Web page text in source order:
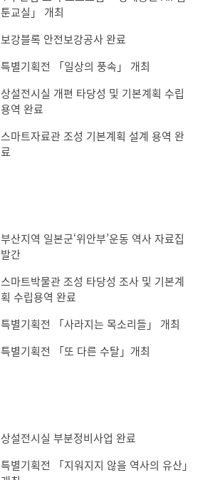
툰교실」 개최
보강블록 안전보강공사 완료
특별기획전 「일상의 풍속」 개최
상설전시실 개편 타당성 및 기본계획 수립
용역 완료
스마트자료관 조성 기본계획 설계 용역 완
료
부산지역 일본군‘위안부’운동 역사 자료집
발간
스마트박물관 조성 타당성 조사 및 기본계
획 수립용역 완료
특별기획전 「사라지는 목소리들」 개최
특별기획전 「또 다른 수탈」개최
상설전시실 부분정비사업 완료
특별기획전 「지워지지 않을 역사의 유산」